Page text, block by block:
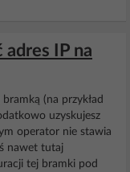
IP na
bramką (na przykład
uzyskujesz
operator nie stawia
nawet tutaj
tej bramki pod